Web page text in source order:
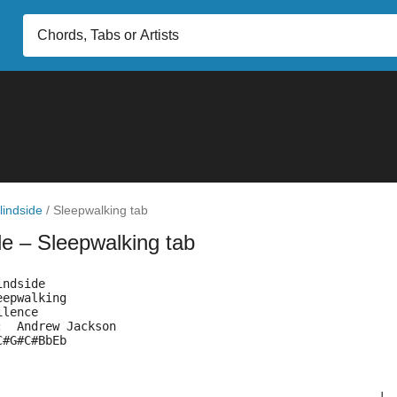
/ Sleepwalking tab
– Sleepwalking tab
Andrew Jackson